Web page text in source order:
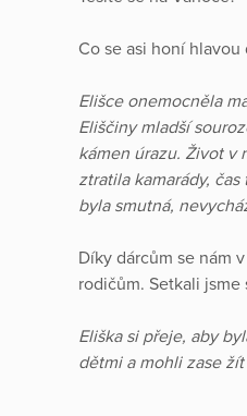
Co se asi honí
Elišce onemocněla
Eliščiny mladší
kámen úrazu. Život v
ztratila kamarády,
byla smutná,
Díky dárcům se nám
rodičům. Setkali
Eliška si přeje, aby
dětmi a mohli zase